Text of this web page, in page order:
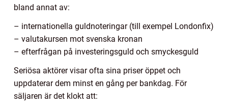
bland annat av:
– internationella guldnoteringar (till exempel Londonfix)
– valutakursen mot svenska kronan
– efterfrågan på investeringsguld och smyckesguld
Seriösa aktörer visar ofta sina priser öppet och
uppdaterar dem minst en gång per bankdag. För
säljaren är det klokt att: